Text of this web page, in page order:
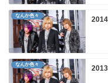
なんか色々
なんか色々